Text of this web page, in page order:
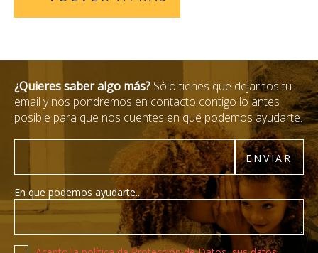
¿Quieres saber algo más? Sólo tienes que dejarnos tu
email y nos pondremos en contacto contigo lo antes
posible para que nos cuentes en qué podemos ayudarte.
En que podemos ayudarte...
ENVIAR